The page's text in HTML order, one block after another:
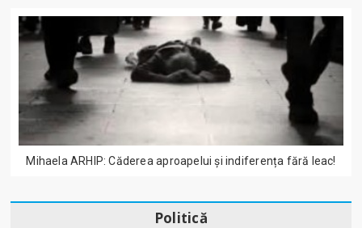
Mihaela ARHIP: Căderea aproapelui și indiferența fără leac!
Politică